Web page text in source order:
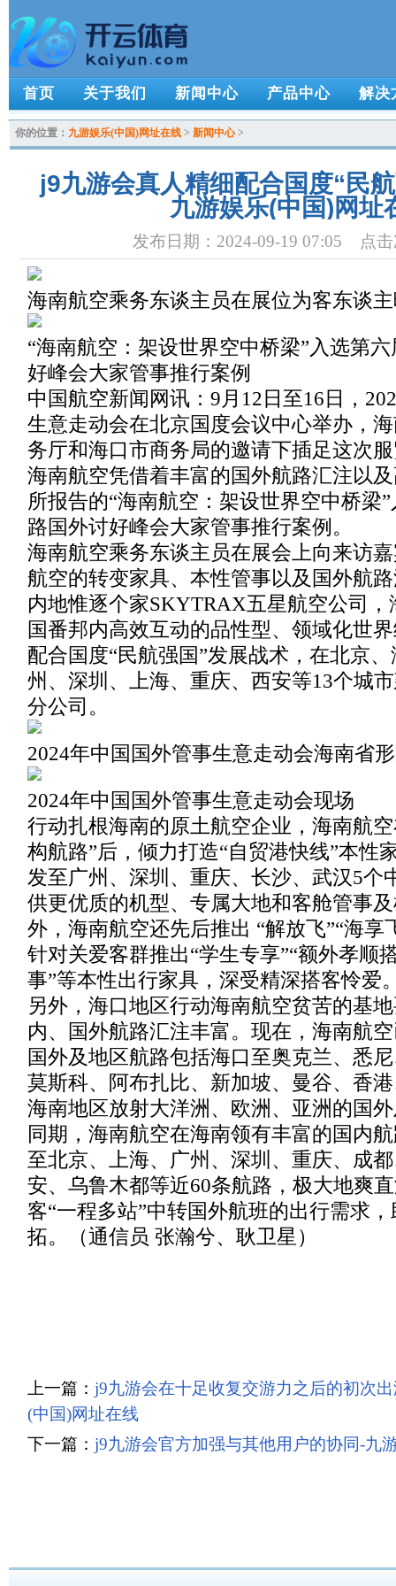
首页 关于我们 新闻中心 产品中心 解决
你的位置： 九游娱乐(中国)网址在线 > 新闻中心>
j9九游会真人精细配合国度“民
九游娱乐(中国)网址
发布日期：2024-09-19 07:05 点击
海南航空乘务东谈主员在展位为客东谈
“海南航空：架设世界空中桥梁”入选第
好峰会大家管事推行案例
中国航空新闻网讯：9月12日至16日，
生意走动会在北京国度会议中心举办，
务厅和海口市商务局的邀请下插足这次
海南航空凭借着丰富的国外航路汇注以
所报告的“海南航空：架设世界空中桥梁
路国外讨好峰会大家管事推行案例。
海南航空乘务东谈主员在展会上向来访
航空的转变家具、本性管事以及国外航
内地惟逐个家SKYTRAX五星航空公司
国番邦内高效互动的品性型、领域化世
配合国度“民航强国”发展战术，在北京
州、深圳、上海、重庆、西安等13个城
分公司。
2024年中国国外管事生意走动会海南省
2024年中国国外管事生意走动会现场
行动扎根海南的原土航空企业，海南航
构航路”后，倾力打造“自贸港快线”本性
发至广州、深圳、重庆、长沙、武汉5个
供更优质的机型、专属大地和客舱管事
外，海南航空还先后推出 “解放飞”“海享
针对关爱客群推出“学生专享”“额外孝顺
事”等本性出行家具，深受精深搭客怜爱
另外，海口地区行动海南航空贫苦的基
内、国外航路汇注丰富。现在，海南航
国外及地区航路包括海口至奥克兰、悉
莫斯科、阿布扎比、新加坡、曼谷、香
海南地区放射大洋洲、欧洲、亚洲的国
同期，海南航空在海南领有丰富的国内
至北京、上海、广州、深圳、重庆、成
安、乌鲁木都等近60条航路，极大地爽
客“一程多站”中转国外航班的出行需求
拓。（通信员 张瀚兮、耿卫星）
上一篇： j9九游会在十足收复交游力之后的初次
(中国)网址在线
下一篇： j9九游会官方加强与其他用户的协同-九